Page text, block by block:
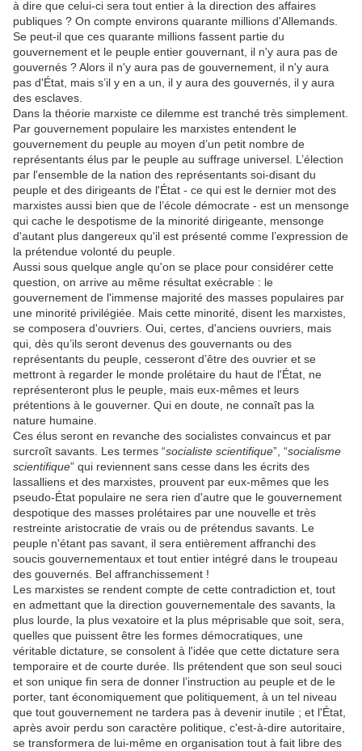
à dire que celui-ci sera tout entier à la direction des affaires
publiques ? On compte environs quarante millions d'Allemands.
Se peut-il que ces quarante millions fassent partie du
gouvernement et le peuple entier gouvernant, il n'y aura pas de
gouvernés ? Alors il n'y aura pas de gouvernement, il n'y aura
pas d'État, mais s’il y en a un, il y aura des gouvernés, il y aura
des esclaves.
Dans la théorie marxiste ce dilemme est tranché très simplement.
Par gouvernement populaire les marxistes entendent le
gouvernement du peuple au moyen d’un petit nombre de
représentants élus par le peuple au suffrage universel. L’élection
par l'ensemble de la nation des représentants soi-disant du
peuple et des dirigeants de l'État - ce qui est le dernier mot des
marxistes aussi bien que de l’école démocrate - est un mensonge
qui cache le despotisme de la minorité dirigeante, mensonge
d'autant plus dangereux qu'il est présenté comme l’expression de
la prétendue volonté du peuple.
Aussi sous quelque angle qu'on se place pour considérer cette
question, on arrive au même résultat exécrable : le
gouvernement de l'immense majorité des masses populaires par
une minorité privilégiée. Mais cette minorité, disent les marxistes,
se composera d'ouvriers. Oui, certes, d'anciens ouvriers, mais
qui, dès qu’ils seront devenus des gouvernants ou des
représentants du peuple, cesseront d’être des ouvrier et se
mettront à regarder le monde prolétaire du haut de l'État, ne
représenteront plus le peuple, mais eux-mêmes et leurs
prétentions à le gouverner. Qui en doute, ne connaît pas la
nature humaine.
Ces élus seront en revanche des socialistes convaincus et par
surcroît savants. Les termes “socialiste scientifique”, “socialisme
scientifique” qui reviennent sans cesse dans les écrits des
lassalliens et des marxistes, prouvent par eux-mêmes que les
pseudo-État populaire ne sera rien d'autre que le gouvernement
despotique des masses prolétaires par une nouvelle et très
restreinte aristocratie de vrais ou de prétendus savants. Le
peuple n'étant pas savant, il sera entièrement affranchi des
soucis gouvernementaux et tout entier intégré dans le troupeau
des gouvernés. Bel affranchissement !
Les marxistes se rendent compte de cette contradiction et, tout
en admettant que la direction gouvernementale des savants, la
plus lourde, la plus vexatoire et la plus méprisable que soit, sera,
quelles que puissent être les formes démocratiques, une
véritable dictature, se consolent à l'idée que cette dictature sera
temporaire et de courte durée. Ils prétendent que son seul souci
et son unique fin sera de donner l’instruction au peuple et de le
porter, tant économiquement que politiquement, à un tel niveau
que tout gouvernement ne tardera pas à devenir inutile ; et l'État,
après avoir perdu son caractère politique, c'est-à-dire autoritaire,
se transformera de lui-même en organisation tout à fait libre des